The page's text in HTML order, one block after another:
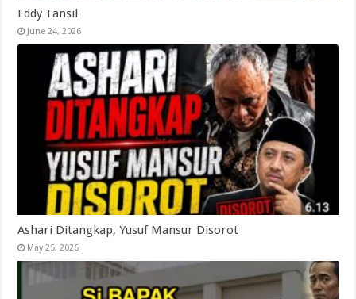
Eddy Tansil
June 24, 2026
Ashari Ditangkap, Yusuf Mansur Disorot
May 25, 2026